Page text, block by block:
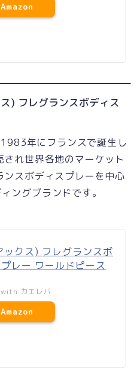
Amazon
) フレグランスボディス
年にフランスで誕生し
れ世界各地のマーケット
スボディスプレーを中心
ングブランドです。
ックス) フレグランスボ
レー ワールドピース
カエレバ
Amazon